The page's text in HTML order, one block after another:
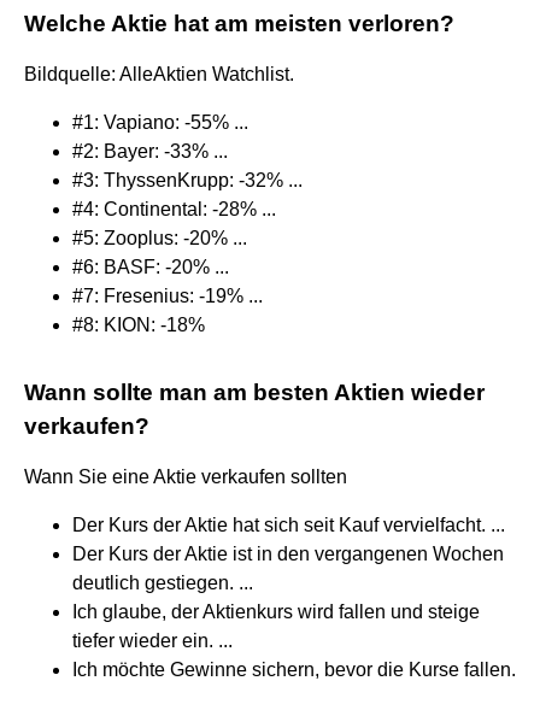
Welche Aktie hat am meisten verloren?
Bildquelle: AlleAktien Watchlist.
#1: Vapiano: -55% ...
#2: Bayer: -33% ...
#3: ThyssenKrupp: -32% ...
#4: Continental: -28% ...
#5: Zooplus: -20% ...
#6: BASF: -20% ...
#7: Fresenius: -19% ...
#8: KION: -18%
Wann sollte man am besten Aktien wieder
verkaufen?
Wann Sie eine Aktie verkaufen sollten
Der Kurs der Aktie hat sich seit Kauf vervielfacht. ...
Der Kurs der Aktie ist in den vergangenen Wochen
deutlich gestiegen. ...
Ich glaube, der Aktienkurs wird fallen und steige
tiefer wieder ein. ...
Ich möchte Gewinne sichern, bevor die Kurse fallen.